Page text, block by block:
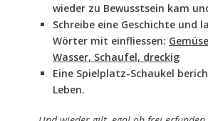
wieder zu Bewusstsein kam
Schreibe eine Geschichte und
Wörter mit einfliessen:
Wasser, Schaufel, dreckig
Eine Spielplatz-Schaukel
Leben.